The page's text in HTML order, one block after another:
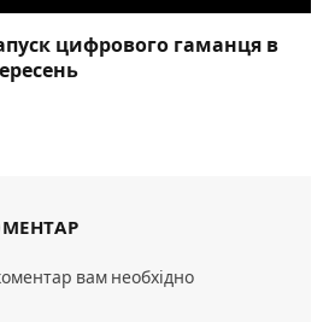
цифрового гаманця в
вам необхідно